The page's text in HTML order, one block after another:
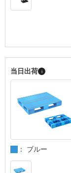
当日出荷 i
： ブルー